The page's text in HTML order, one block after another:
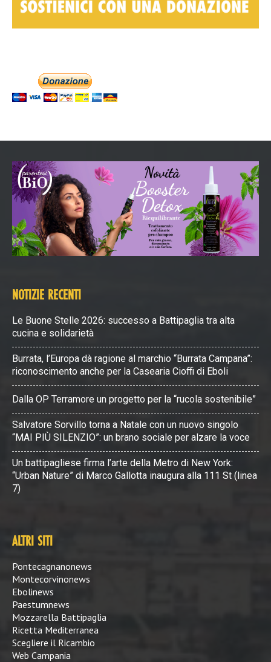
NOTIZIE RECENTI
Le Buone Stelle 2026: successo a Battipaglia tra alta
cucina e solidarietà
Burrata, l’Europa dà ragione al marchio “Burrata Campana”:
riconoscimento anche per la Casearia Cioffi di Eboli
Dalla OP Terramore un progetto per la “rucola sostenibile”
Salvatore Sorvillo torna a Natale con un nuovo singolo
“MAI PIÙ SILENZIO”: un brano sociale per alzare la voce
Un battipagliese firma l’arte della Metro di New York:
“Urban Nature” di Marco Gallotta inaugura alla 111 St (linea
7)
ALTRI SITI
Pontecagnanonews
Montecorvinonews
Ebolinews
Paestumnews
Mozzarella Battipaglia
Ricetta Mediterranea
Scegliere il Ricambio
Web Campania